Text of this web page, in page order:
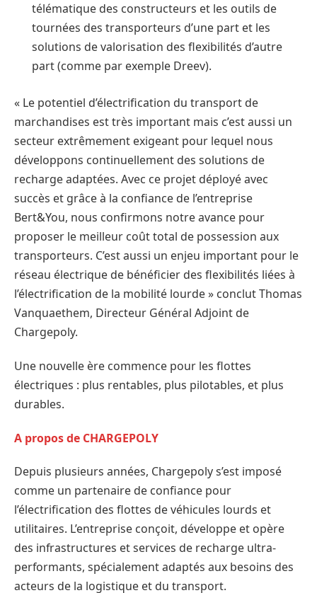
télématique des constructeurs et les outils de
tournées des transporteurs d’une part et les
solutions de valorisation des flexibilités d’autre
part (comme par exemple Dreev).
« Le potentiel d’électrification du transport de
marchandises est très important mais c’est aussi un
secteur extrêmement exigeant pour lequel nous
développons continuellement des solutions de
recharge adaptées. Avec ce projet déployé avec
succès et grâce à la confiance de l’entreprise
Bert&You, nous confirmons notre avance pour
proposer le meilleur coût total de possession aux
transporteurs. C’est aussi un enjeu important pour le
réseau électrique de bénéficier des flexibilités liées à
l’électrification de la mobilité lourde » conclut Thomas
Vanquaethem, Directeur Général Adjoint de
Chargepoly.
Une nouvelle ère commence pour les flottes
électriques : plus rentables, plus pilotables, et plus
durables.
A propos de CHARGEPOLY
Depuis plusieurs années, Chargepoly s’est imposé
comme un partenaire de confiance pour
l’électrification des flottes de véhicules lourds et
utilitaires. L’entreprise conçoit, développe et opère
des infrastructures et services de recharge ultra-
performants, spécialement adaptés aux besoins des
acteurs de la logistique et du transport.